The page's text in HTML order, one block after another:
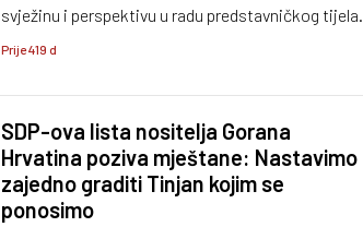
svježinu i perspektivu u radu predstavničkog tijela.
Prije 419 d
SDP-ova lista nositelja Gorana
Hrvatina poziva mještane: Nastavimo
zajedno graditi Tinjan kojim se
ponosimo